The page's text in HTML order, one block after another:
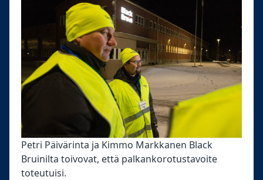
Petri Päivärinta ja Kimmo Markkanen Black
Bruinilta toivovat, että palkankorotustavoite
toteutuisi.